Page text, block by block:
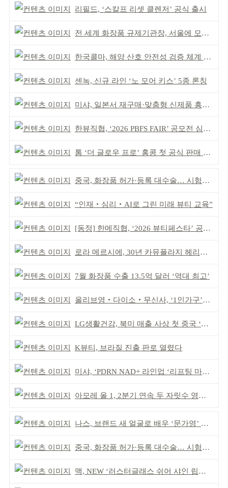
리필드, ‘스칼프 리셋 클렌저’ 공식 출시
전 세계 화장품 규제기관장, 서울에 모인다
한국콜마, 해양 산호 안전성 검증 체계 구축
센녹, 신규 라인 ‘노 모어 키스’ 5종 론칭
미샤, 일본서 재구매·맞춤형 신제품 흥행 ‘쌍끌이’
한뷰직협, ‘2026 PBFS FAIR’ 공모전 심사 성료
톰 ‘더 글로우 프로’ 홍콩 첫 공식 판매 완판
중국, 화장품 허가·등록 대수술… 시험자료 공용 허용
“인재‧심리‧AI로 그린 미래 뷰티 교육”
[동정] 한메직협, ‘2026 뷰티페스타’ 공동 주최
로라 메르시에, 30년 카뮤플라지 헤리티지 담아
7월 화장품 수출 13.5억 달러 ‘역대 최고’
올리브영‧다이소‧무신사, ‘1인가구’가 이끈다
LG생활건강, 북미 매출 사상 첫 중국 ‘추월’
K뷰티, 브라질 진출 판로 열렸다
미샤, ‘PDRN NAD+ 라인업 ‘리프팅 마스크’ 출시
아모레 올 1, 2분기 연속 두 자릿수 영업이익률 기록
나스, 브랜드 새 얼굴로 배우 ‘문가영’ 발탁
중국, 화장품 허가·등록 대수술… 시험자료 공용 허용
맥, NEW ‘러스터글래스 쉬어 샤인 립스틱’ 출시